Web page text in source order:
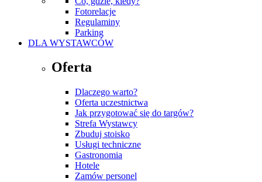
Fotorelacje
Regulaminy
Parking
DLA WYSTAWCÓW
Oferta
Dlaczego warto?
Oferta uczestnictwa
Jak przygotować się do targów?
Strefa Wystawcy
Zbuduj stoisko
Usługi techniczne
Gastronomia
Hotele
Zamów personel